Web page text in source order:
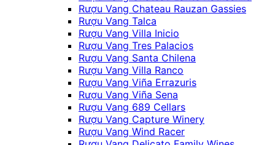
Rượu Vang Chateau Rauzan Gassies
Rượu Vang Talca
Rượu Vang Villa Inicio
Rượu Vang Tres Palacios
Rượu Vang Santa Chilena
Rượu Vang Villa Ranco
Rượu Vang Viña Errazuris
Rượu Vang Viña Sena
Rượu Vang 689 Cellars
Rượu Vang Capture Winery
Rượu Vang Wind Racer